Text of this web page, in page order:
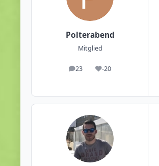
Polterabend
Mitglied
23
Beiträge-20
Reputation